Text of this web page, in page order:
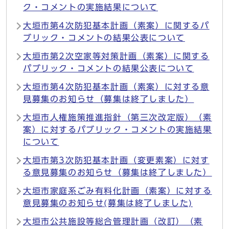
ク・コメントの実施結果について
大垣市第4次防犯基本計画（素案）に関するパ
ブリック・コメントの結果公表について
大垣市第2次空家等対策計画（素案）に関する
パブリック・コメントの結果公表について
大垣市第4次防犯基本計画（素案）に対する意
見募集のお知らせ（募集は終了しました）
大垣市人権施策推進指針（第三次改定版）（素
案）に対するパブリック・コメントの実施結果
について
大垣市第3次防犯基本計画（変更素案）に対す
る意見募集のお知らせ（募集は終了しました）
大垣市家庭系ごみ有料化計画（素案）に対する
意見募集のお知らせ(募集は終了しました)
大垣市公共施設等総合管理計画（改訂）（素